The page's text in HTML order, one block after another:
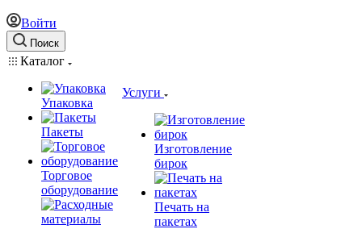
Войти
Поиск
Каталог
Упаковка
Пакеты
Торговое
оборудование
Услуги
Изготовление
бирок
Печать на
пакетах